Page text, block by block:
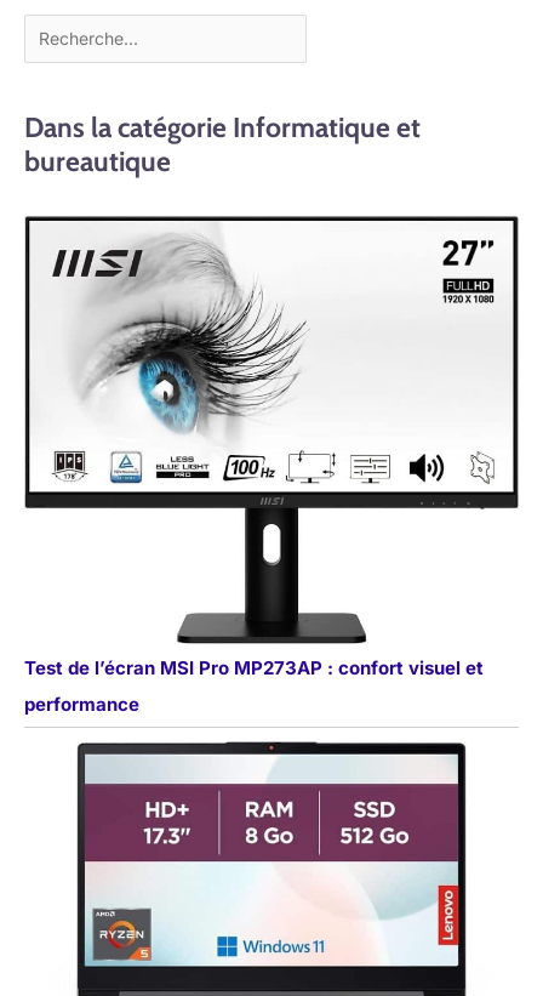
processeur efficient pour
une expérience fluide au
Dans la catégorie Informatique et
bureautique
Test de l’écran MSI Pro MP273AP : confort visuel et
performance